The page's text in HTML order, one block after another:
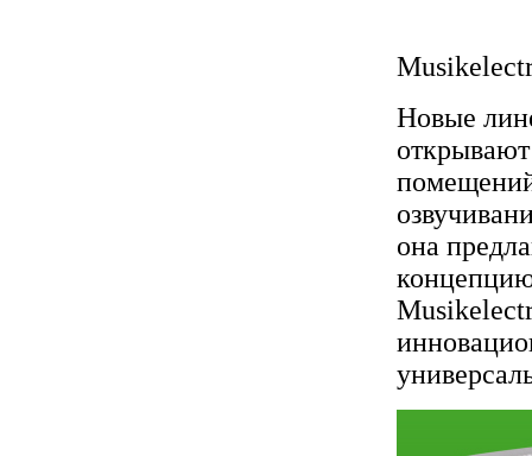
Новые
она